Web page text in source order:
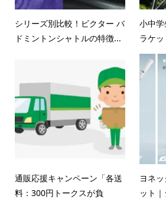
シリーズ別比較！ビクター バ
ドミントンシャトルの特徴...
小中
ラケ
通販応援キャンペーン「各送
料：300円トークスが負
ヨネ
ット